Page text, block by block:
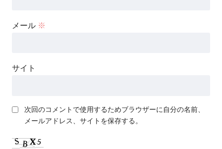
メール ※
サイト
次回のコメントで使用するためブラウザーに自分の名前、
メールアドレス、サイトを保存する。